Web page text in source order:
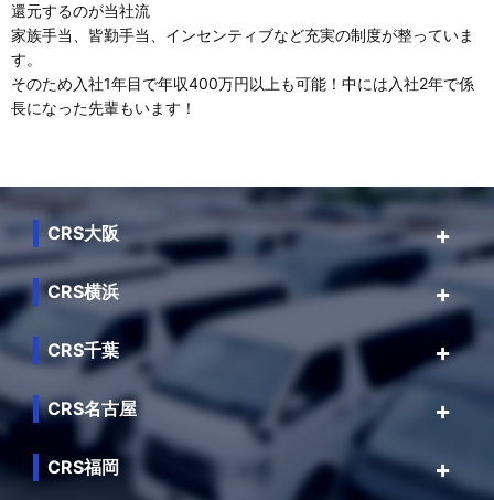
還元するのが当社流
家族手当、皆勤手当、インセンティブなど充実の制度が整っていま
す。
そのため入社1年目で年収400万円以上も可能！中には入社2年で係
長になった先輩もいます！
CRS大阪
CRS横浜
CRS千葉
CRS名古屋
CRS福岡